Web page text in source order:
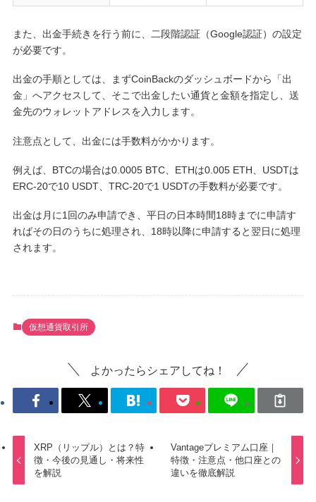
また、出金手続きを行う前に、二段階認証（Google認証）の設定
が必要です。
出金の手順としては、まずCoinBackのダッシュボードから「出
金」へアクセスして、そこで出金したい通貨と金額を指定し、送
金先のウォレットアドレスを入力します。
注意点として、出金には手数料がかかります。
例えば、BTCの場合は0.0005 BTC、ETHは0.005 ETH、USDTは
ERC-20で10 USDT、TRC-20で1 USDTの手数料が必要です。
出金は月に1回のみ申請でき、平日の日本時間18時までに申請す
ればその日のうちに処理され、18時以降に申請すると翌日に処理
されます。
仮想通貨取引所
よかったらシェアしてね！
XRP（リップル）とは？特
徴・今後の見通し・将来性
を解説
Vantageプレミアム口座｜
特徴・注意点・他口座との
違いを徹底解説